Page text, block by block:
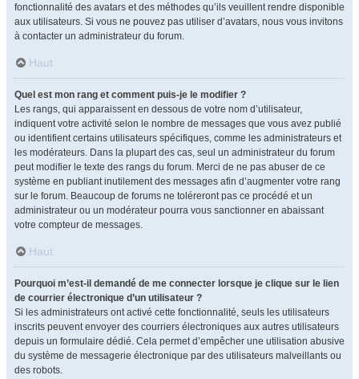
fonctionnalité des avatars et des méthodes qu’ils veuillent rendre disponible
aux utilisateurs. Si vous ne pouvez pas utiliser d’avatars, nous vous invitons
à contacter un administrateur du forum.
Haut
Quel est mon rang et comment puis-je le modifier ?
Les rangs, qui apparaissent en dessous de votre nom d’utilisateur,
indiquent votre activité selon le nombre de messages que vous avez publié
ou identifient certains utilisateurs spécifiques, comme les administrateurs et
les modérateurs. Dans la plupart des cas, seul un administrateur du forum
peut modifier le texte des rangs du forum. Merci de ne pas abuser de ce
système en publiant inutilement des messages afin d’augmenter votre rang
sur le forum. Beaucoup de forums ne toléreront pas ce procédé et un
administrateur ou un modérateur pourra vous sanctionner en abaissant
votre compteur de messages.
Haut
Pourquoi m’est-il demandé de me connecter lorsque je clique sur le lien
de courrier électronique d’un utilisateur ?
Si les administrateurs ont activé cette fonctionnalité, seuls les utilisateurs
inscrits peuvent envoyer des courriers électroniques aux autres utilisateurs
depuis un formulaire dédié. Cela permet d’empêcher une utilisation abusive
du système de messagerie électronique par des utilisateurs malveillants ou
des robots.